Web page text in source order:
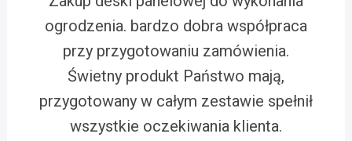
ogrodzenia. bardzo dobra współpraca
przy przygotowaniu zamówienia.
Świetny produkt Państwo mają,
przygotowany w całym zestawie spełnił
wszystkie oczekiwania klienta.